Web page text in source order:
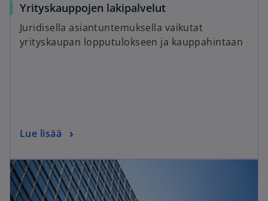
Yrityskauppojen lakipalvelut
Juridisella asiantuntemuksella vaikutat
yrityskaupan lopputulokseen ja kauppahintaan
Lue lisää